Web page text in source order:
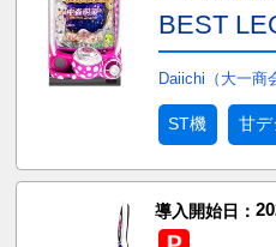
BEST
Daiichi（大一商
ST機 甘デ
導入開始日：